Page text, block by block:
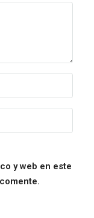
y web en este